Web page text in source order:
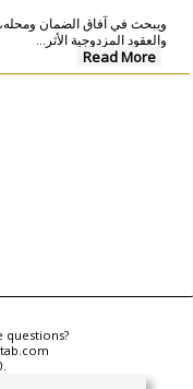
ويبحث في آفاق الضمان ومحله،
والعقود المزدوجية الأثر ...
Read More
questions?